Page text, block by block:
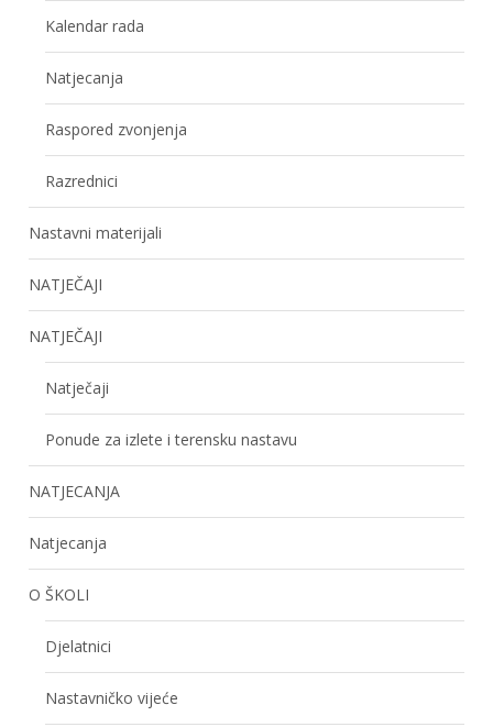
Kalendar rada
Natjecanja
Raspored zvonjenja
Razrednici
Nastavni materijali
NATJEČAJI
NATJEČAJI
Natječaji
Ponude za izlete i terensku nastavu
NATJECANJA
Natjecanja
O ŠKOLI
Djelatnici
Nastavničko vijeće